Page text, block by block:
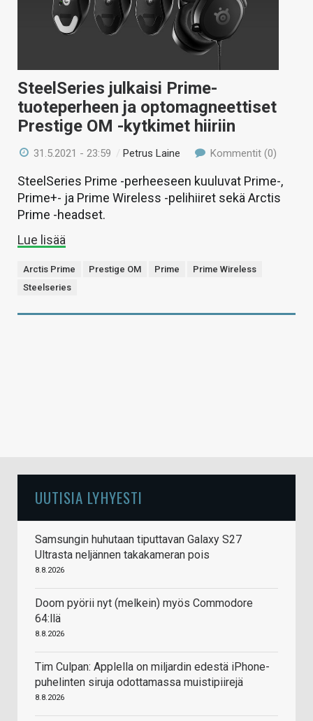
VAIHDA TEEMA
HAKU
SteelSeries julkaisi Prime-
tuoteperheen ja optomagneettiset
Prestige OM -kytkimet hiiriin
31.5.2021 - 23:59 /Petrus Laine Kommentit (0)
SteelSeries Prime -perheeseen kuuluvat Prime-,
Prime+- ja Prime Wireless -pelihiiret sekä Arctis
Prime -headset.
Lue lisää
Arctis Prime Prestige OM Prime
Prime Wireless
Steelseries
UUTISIA LYHYESTI
Samsungin huhutaan tiputtavan Galaxy S27
Ultrasta neljännen takakameran pois
8.8.2026
Doom pyörii nyt (melkein) myös Commodore
64:llä
8.8.2026
Tim Culpan: Applella on miljardin edestä iPhone-
puhelinten siruja odottamassa muistipiirejä
8.8.2026